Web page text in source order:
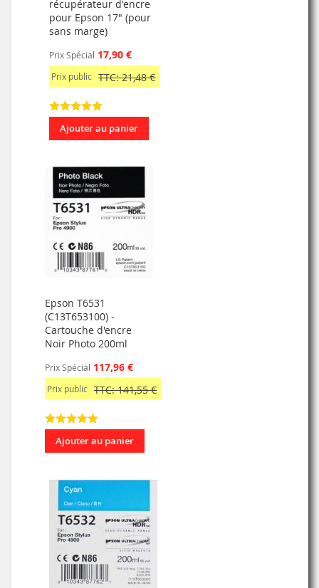
récupérateur d'encre
pour Epson 17" (pour
sans marge)
Prix Spécial 17,90 €
Prix public TTC: 21,48 €
Ajouter au panier
Epson T6531
(C13T653100) -
Cartouche d'encre
Noir Photo 200ml
Prix Spécial 117,96 €
Prix public TTC: 141,55 €
Ajouter au panier